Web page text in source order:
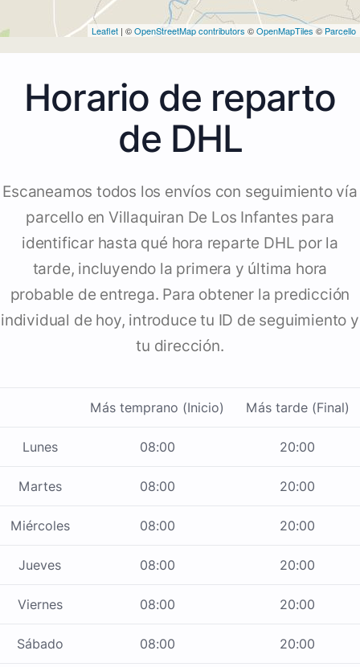
Leaflet | ©OpenStreetMap contributors ©OpenMapTiles © Parcello
Horario de reparto
de DHL
Escaneamos todos los envíos con seguimiento vía
parcello en Villaquiran De Los Infantes para
identificar hasta qué hora reparte DHL por la
tarde, incluyendo la primera y última hora
probable de entrega. Para obtener la predicción
individual de hoy, introduce tu ID de seguimiento y
tu dirección.
Más temprano (Inicio) Más tarde (Final)
Lunes 08:00 20:00
Martes 08:00 20:00
Miércoles 08:00 20:00
Jueves 08:00 20:00
Viernes 08:00 20:00
Sábado 08:00 20:00